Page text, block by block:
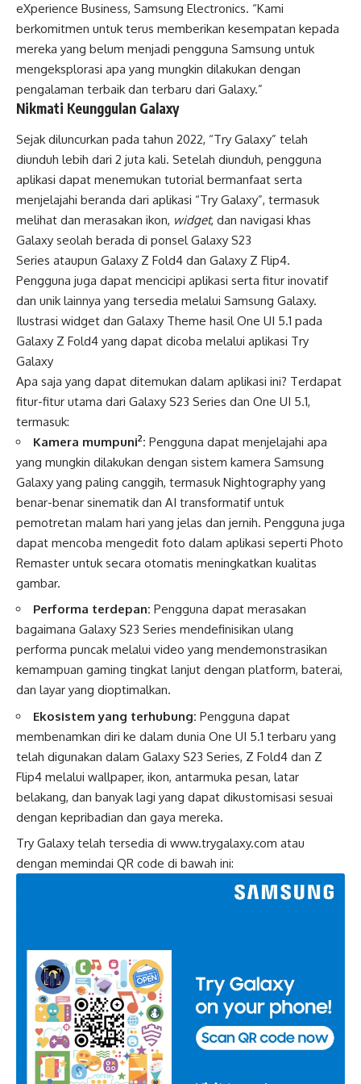
eXperience Business, Samsung Electronics. “Kami
berkomitmen untuk terus memberikan kesempatan kepada
mereka yang belum menjadi pengguna Samsung untuk
mengeksplorasi apa yang mungkin dilakukan dengan
pengalaman terbaik dan terbaru dari Galaxy.”
Nikmati Keunggulan Galaxy
Sejak diluncurkan pada tahun 2022, “Try Galaxy” telah
diunduh lebih dari 2 juta kali. Setelah diunduh, pengguna
aplikasi dapat menemukan tutorial bermanfaat serta
menjelajahi beranda dari aplikasi “Try Galaxy”, termasuk
melihat dan merasakan ikon, widget, dan navigasi khas
Galaxy seolah berada di ponsel Galaxy S23
Series ataupun Galaxy Z Fold4 dan Galaxy Z Flip4.
Pengguna juga dapat mencicipi aplikasi serta fitur inovatif
dan unik lainnya yang tersedia melalui Samsung Galaxy.
Ilustrasi widget dan Galaxy Theme hasil One UI 5.1 pada
Galaxy Z Fold4 yang dapat dicoba melalui aplikasi Try
Galaxy
Apa saja yang dapat ditemukan dalam aplikasi ini? Terdapat
fitur-fitur utama dari Galaxy S23 Series dan One UI 5.1,
termasuk:
Kamera mumpuni2: Pengguna dapat menjelajahi apa
yang mungkin dilakukan dengan sistem kamera Samsung
Galaxy yang paling canggih, termasuk Nightography yang
benar-benar sinematik dan AI transformatif untuk
pemotretan malam hari yang jelas dan jernih. Pengguna juga
dapat mencoba mengedit foto dalam aplikasi seperti Photo
Remaster untuk secara otomatis meningkatkan kualitas
gambar.
Performa terdepan: Pengguna dapat merasakan
bagaimana Galaxy S23 Series mendefinisikan ulang
performa puncak melalui video yang mendemonstrasikan
kemampuan gaming tingkat lanjut dengan platform, baterai,
dan layar yang dioptimalkan.
Ekosistem yang terhubung: Pengguna dapat
membenamkan diri ke dalam dunia One UI 5.1 terbaru yang
telah digunakan dalam Galaxy S23 Series, Z Fold4 dan Z
Flip4 melalui wallpaper, ikon, antarmuka pesan, latar
belakang, dan banyak lagi yang dapat dikustomisasi sesuai
dengan kepribadian dan gaya mereka.
Try Galaxy telah tersedia di www.trygalaxy.com atau
dengan memindai QR code di bawah ini: